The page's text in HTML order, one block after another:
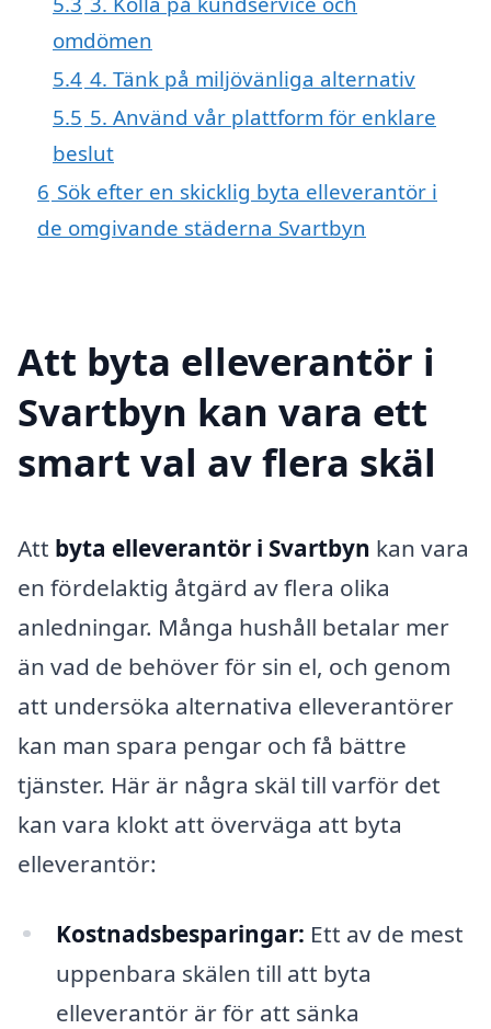
omdömen
5.4 4. Tänk på miljövänliga alternativ
5.5 5. Använd vår plattform för enklare
beslut
6 Sök efter en skicklig byta elleverantör i
de omgivande städerna Svartbyn
Att byta elleverantör i
Svartbyn kan vara ett
smart val av flera skäl
Att byta elleverantör i Svartbyn kan vara
en fördelaktig åtgärd av flera olika
anledningar. Många hushåll betalar mer
än vad de behöver för sin el, och genom
att undersöka alternativa elleverantörer
kan man spara pengar och få bättre
tjänster. Här är några skäl till varför det
kan vara klokt att överväga att byta
elleverantör:
Kostnadsbesparingar: Ett av de mest
uppenbara skälen till att byta
elleverantör är för att sänka